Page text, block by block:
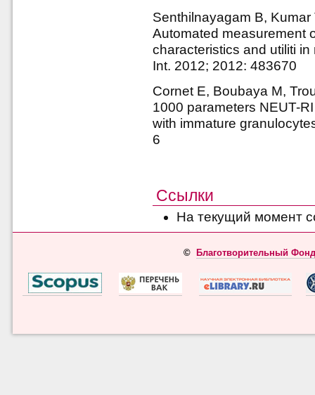
Senthilnayagam B,
Automated measurement
characteristics and utiliti
Int. 2012; 2012: 483670
Cornet E, Boubaya M,
1000 parameters NEUT-
with immature
6
Ссылки
На текущий момент
© Благотворительный